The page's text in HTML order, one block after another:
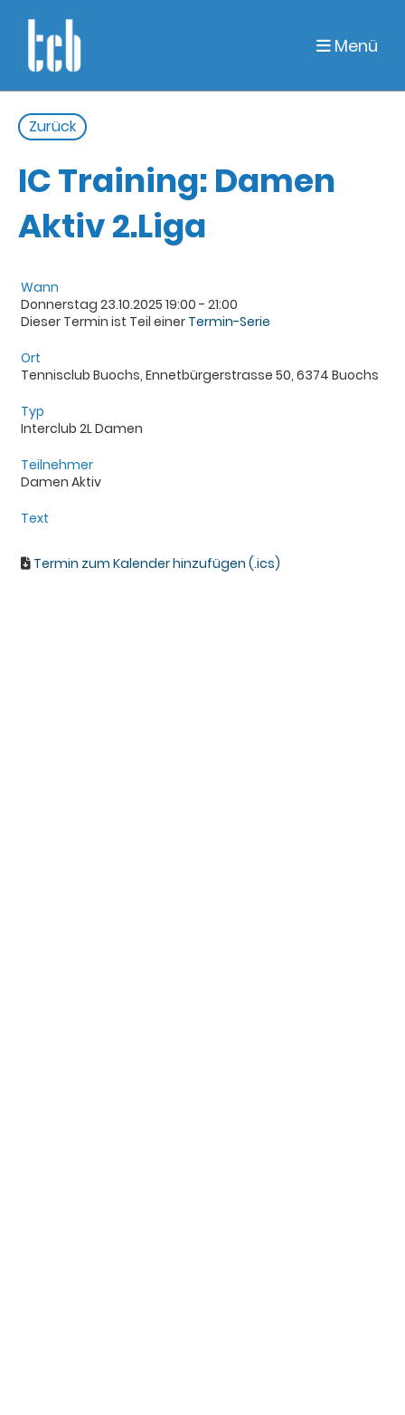
Menü
Zurück
IC Training: Damen
Aktiv 2.Liga
Wann
Donnerstag 23.10.2025 19:00 - 21:00
Dieser Termin ist Teil einer Termin-Serie
Ort
Tennisclub Buochs, Ennetbürgerstrasse 50, 6374 Buochs
Typ
Interclub 2L Damen
Teilnehmer
Damen Aktiv
Text
Termin zum Kalender hinzufügen (.ics)